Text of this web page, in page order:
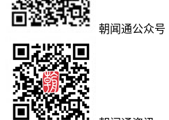
朝闻通公众号